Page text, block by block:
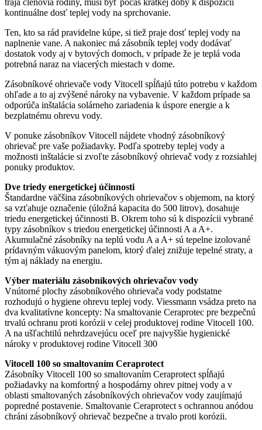
kontinuálne dosť teplej vody na sprchovanie.
Ten, kto sa rád pravidelne kúpe, si tiež praje dosť teplej vody na
naplnenie vane. A nakoniec má zásobník teplej vody dodávať
dostatok vody aj v bytových domoch, v prípade že je teplá voda
potrebná naraz na viacerých miestach v dome.
Zásobníkové ohrievače vody Vitocell spĺňajú túto potrebu v každom
ohľade a to aj zvýšené nároky na vybavenie. V každom prípade sa
odporúča inštalácia solárneho zariadenia k úspore energie a k
bezplatnému ohrevu vody.
V ponuke zásobníkov Vitocell nájdete vhodný zásobníkový
ohrievač pre vaše požiadavky. Podľa spotreby teplej vody a
možnosti inštalácie si zvoľte zásobníkový ohrievač vody z rozsiahlej
ponuky produktov.
Dve triedy energetickej účinnosti
Štandardne väčšina zásobníkových ohrievačov s objemom, na ktorý
sa vzťahuje označenie (úložná kapacita do 500 litrov), dosahuje
triedu energetickej účinnosti B. Okrem toho sú k dispozícii vybrané
typy zásobníkov s triedou energetickej účinnosti A a A+.
Akumulačné zásobníky na teplú vodu A a A+ sú tepelne izolované
prídavným vákuovým panelom, ktorý ďalej znižuje tepelné straty, a
tým aj náklady na energiu.
Výber materiálu zásobníkových ohrievačov vody
Vnútorné plochy zásobníkového ohrievača vody podstatne
rozhodujú o hygiene ohrevu teplej vody. Viessmann vsádza preto na
dva kvalitatívne koncepty: Na smaltovanie Ceraprotec pre bezpečnú
trvalú ochranu proti korózii v celej produktovej rodine Vitocell 100.
A na ušľachtilú nehrdzavejúcu oceľ pre najvyššie hygienické
nároky v produktovej rodine Vitocell 300
Vitocell 100 so smaltovaním Ceraprotect
Zásobníky Vitocell 100 so smaltovaním Ceraprotect spĺňajú
požiadavky na komfortný a hospodárny ohrev pitnej vody a v
oblasti smaltovaných zásobníkových ohrievačov vody zaujímajú
popredné postavenie. Smaltovanie Ceraprotect s ochrannou anódou
chráni zásobníkový ohrievač bezpečne a trvalo proti korózii.